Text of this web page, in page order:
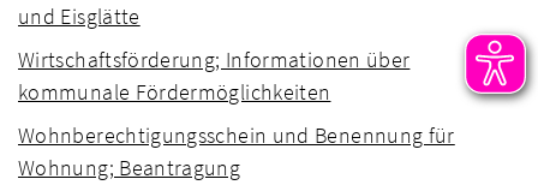
und Eisglätte
Wirtschaftsförderung; Informationen über
kommunale Fördermöglichkeiten
Wohnberechtigungsschein und Benennung für
Wohnung; Beantragung